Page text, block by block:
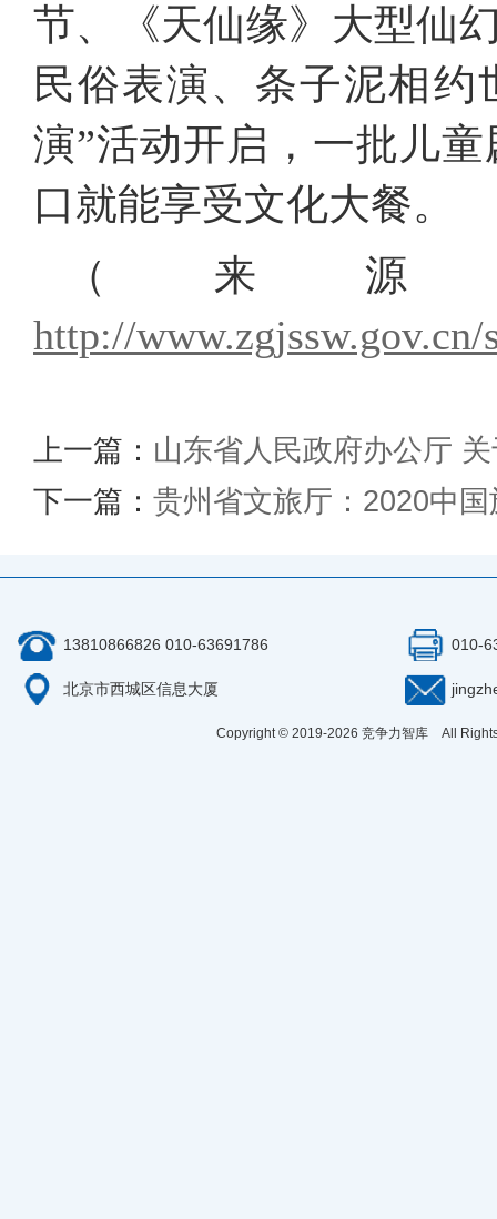
节、《天仙缘》大型仙
民俗表演、条子泥相
演”活动开启，一批儿
口就能享受文化大餐。
（来
http://www.zgjssw.gov.cn/
上一篇： 山东省人民政府办公厅
下一篇： 贵州省文旅厅：2020中
13810866826 010-63691786 010-
北京市西城区信息大厦
Copyright © 2019-2026 竞争力智库 All